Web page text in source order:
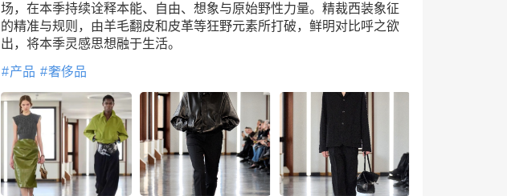
场，在本季持续诠释本能、自由、想象与原始野性力量。精裁西装象征
的精准与规则，由羊毛翻皮和皮革等狂野元素所打破，鲜明对比呼之欲
出，将本季灵感思想融于生活。
产品 奢侈品